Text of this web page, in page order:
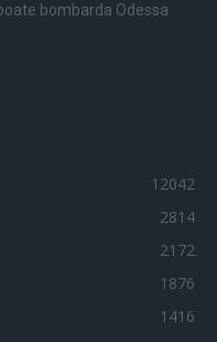
bombarda Odessa
12042
2814
2172
1876
1416